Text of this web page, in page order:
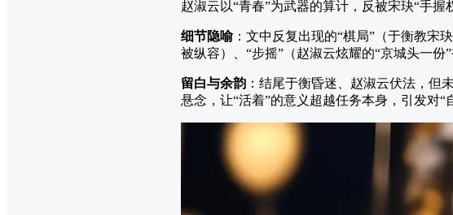
赵淑云以“青春”为武器的算计，反被宋玦“手握
细节隐喻：文中反复出现的“棋局”（于衡教宋
被纵容）、“步摇”（赵淑云炫耀的“京城头一
留白与余韵 ：结尾于衡昏迷、赵淑云伏法，但
悬念，让“活着”的意义超越任务本身，引发对“